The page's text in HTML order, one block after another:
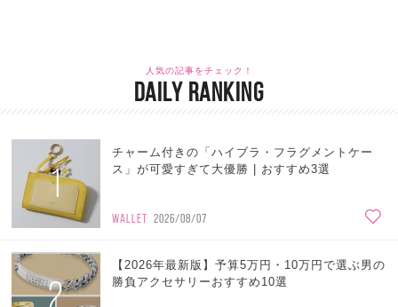
人気の記事をチェック！
DAILY RANKING
1
チャーム付きの「ハイブラ・フラグメントケー
ス」が可愛すぎて大優勝 | おすすめ3選
WALLET 2026/08/07
2
【2026年最新版】予算5万円・10万円で選ぶ男の
勝負アクセサリーおすすめ10選